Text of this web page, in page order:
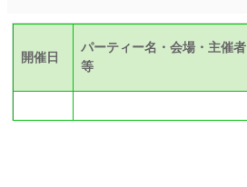
開催日
パーティー名・会場・主催者
等